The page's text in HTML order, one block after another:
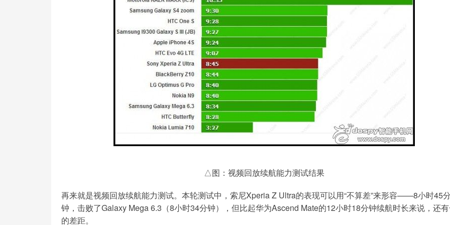
△图：视频回放续航能力测试结果
再来就是视频回放续航能力测试。本轮测试中，索尼Xperia Z Ultra的表现可以用“不算差”来形容——8小时45分
钟，击败了Galaxy Mega 6.3（8小时34分钟），但比起华为Ascend Mate的12小时18分钟续航时长来说，还
的差距。